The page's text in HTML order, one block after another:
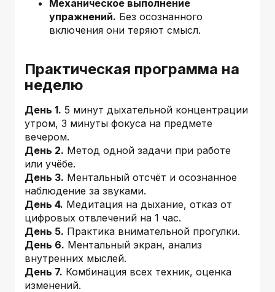
Механическое выполнение
упражнений. Без осознанного
включения они теряют смысл.
Практическая программа на
неделю
День 1. 5 минут дыхательной концентрации
утром, 3 минуты фокуса на предмете
вечером.
День 2. Метод одной задачи при работе
или учёбе.
День 3. Ментальный отсчёт и осознанное
наблюдение за звуками.
День 4. Медитация на дыхание, отказ от
цифровых отвлечений на 1 час.
День 5. Практика внимательной прогулки.
День 6. Ментальный экран, анализ
внутренних мыслей.
День 7. Комбинация всех техник, оценка
изменений.